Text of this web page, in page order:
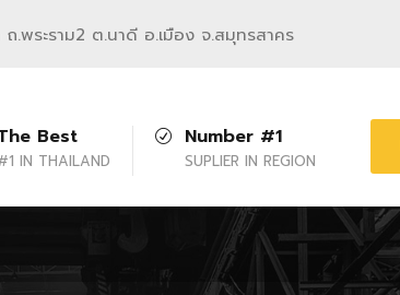
.พระราม2 ต.นาดี อ.เมือง จ.สมุทรสาคร
Best
IN THAILAND
Number #1
SUPLIER IN REGION